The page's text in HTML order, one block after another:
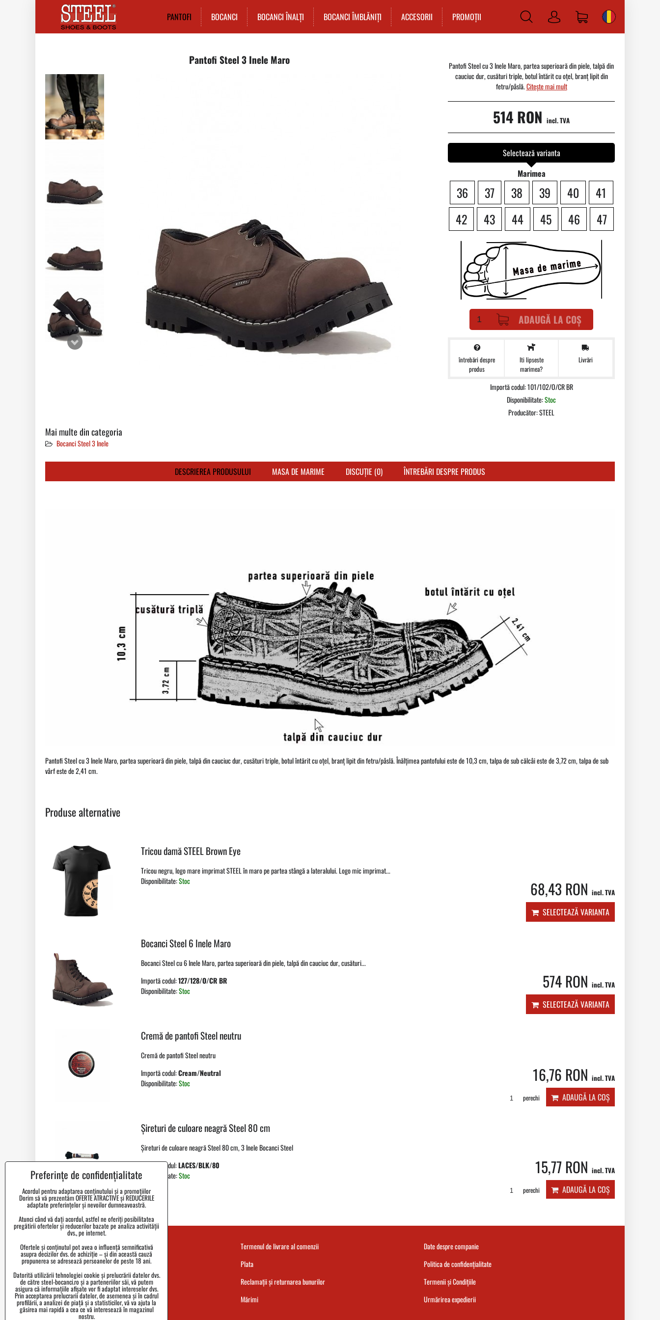
PANTOFI BOCANCI BOCANCI ÎNALȚI BOCANCI ÎMBLĂNIȚI ACCESORII PROMOȚII
Log
Pantofi Steel 3 Inele Maro
Pantofi Steel cu 3 Inele Maro, partea superioară din piele, talpă din
cauciuc dur, cusături triple, botul întărit cu oțel, branț lipit din
fetru/pâslă.Citește mai mult
514 RON incl. TVA
Selectează varianta
Marimea
36 37 38 39 40
41
42
43 44 45 46 47
ADAUGĂ LA COȘ
întrebări despre
produs
Iti lipseste
marimea?
Livrări
Importă codul: 101/102/O/CR BR
Disponibilitate:Stoc
Producător:STEEL
Mai multe din categoria
Bocanci Steel 3 Inele
DESCRIEREA PRODUSULUI MASA DE MARIME DISCUȚIE (0) ÎNTREBĂRI DESPRE PRODUS
Pantofi Steel cu 3 Inele Maro, partea superioară din piele, talpă din cauciuc dur, cusături triple, botul întărit cu oțel, branț lipit din fetru/pâslă. Înălțimea pantofului este de 10,3 cm, talpa de sub călcâi este de 3,72 cm, talpa de sub
vârf este de 2,41 cm.
Produse alternative
Tricou damă STEEL Brown Eye
Tricou negru, logo mare imprimat STEEL în maro pe partea stângă a lateralului. Logo mic imprimat...
Disponibilitate:Stoc 68,43 RON incl. TVA
SELECTEAZĂ VARIANTA
Bocanci Steel 6 Inele Maro
Bocanci Steel cu 6 Inele Maro, partea superioară din piele, talpă din cauciuc dur, cusături...
Importă codul:127/128/O/CR BR
Disponibilitate:Stoc 574 RON incl. TVA
SELECTEAZĂ VARIANTA
Cremă de pantofi Steel neutru
Cremă de pantofi Steel neutru
Importă codul:Cream/Neutral
Disponibilitate:Stoc 16,76 RON incl. TVA
perechi ADAUGĂ LA COȘ
Șireturi de culoare neagră Steel 80 cm
Șireturi de culoare neagră Steel 80 cm, 3 Inele Bocanci Steel
Importă codul:LACES/BLK/80
Disponibilitate:Stoc 15,77 RON incl. TVA
perechi ADAUGĂ LA COȘ
Contact
Blog
Întrebări frecvente
Istoricul Brandului
Termenul de livrare al comenzii
Plata
Reclamații și returnarea bunurilor
Mărimi
Date despre companie
Politica de confidențialitate
Termenii și Condițiile
Urmărirea expedierii
Preferințe de confidențialitate
Acordul pentru adaptarea conținutului și a promoțiilor
Dorim să vă prezentăm OFERTE ATRACTIVE și REDUCERILE
adaptate preferințelor și nevoilor dumneavoastră.
Atunci când vă dați acordul, astfel ne oferiți posibilitatea
pregătirii ofertelor și reducerilor bazate pe analiza activității
dvs., pe internet.
Ofertele și conținutul pot avea o influență semnificativă
asupra decizilor dvs. de achiziție – și din această cauză
propunerea se adresează persoanelor de peste 18 ani.
Datorită utilizării tehnologiei cookie și prelucrării datelor dvs.
de către steel-bocanci.ro și a parteneriilor săi, vă putem
asigura că informațiile afișate vor fi adaptat intereselor dvs.
Prin acceptarea prelucrarii datelor, de asemenea și în cadrul
profilării, a analizei de piață și a statisticilor, vă va ajuta la
găsirea mai rapidă a cea ce vă interesează în magazinul
nostru.